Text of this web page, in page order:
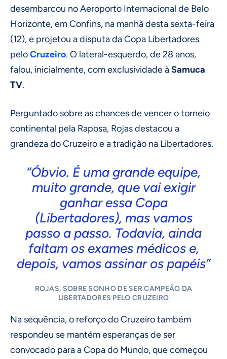
desembarcou no Aeroporto Internacional de Belo
Horizonte, em Confins, na manhã desta sexta-feira
(12), e projetou a disputa da Copa Libertadores
peloCruzeiro. O lateral-esquerdo, de 28 anos,
falou, inicialmente, com exclusividade àSamuca
TV.
Perguntado sobre as chances de vencer o torneio
continental pela Raposa, Rojas destacou a
grandeza do Cruzeiro e a tradição na Libertadores.
“Óbvio. É uma grande equipe,
muito grande, que vai exigir
ganhar essa Copa
(Libertadores), mas vamos
passo a passo. Todavia, ainda
faltam os exames médicos e,
depois, vamos assinar os papéis”
ROJAS, SOBRE SONHO DE SER CAMPEÃO DA
LIBERTADORES PELO CRUZEIRO
Na sequência, o reforço do Cruzeiro também
respondeu se mantém esperanças de ser
convocado para a Copa do Mundo, que começou